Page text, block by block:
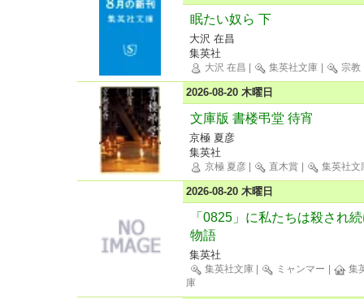
眠たい奴ら 下
大沢 在昌
集英社
大沢 在昌 集英社文庫 宗教
2026-08-20 木曜日
文庫版 書楼弔堂 待宵
京極 夏彦
集英社
京極 夏彦 直木賞 集英社文
2026-08-20 木曜日
「0825」に私たちは殺され
物語
集英社
集英社文庫 ミャンマー
集
庫